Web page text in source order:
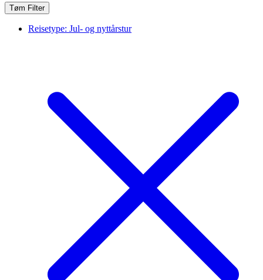
Tøm Filter
Reisetype: Jul- og nyttårstur